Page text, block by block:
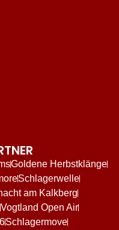
Goldene Herbstklänge
Schlagerwelle
am Kalkberg
Vogtland Open Air
Schlagermove